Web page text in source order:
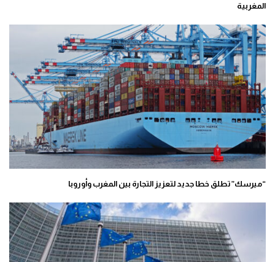
المغربية
“ميرسك” تطلق خطا جديد لتعزيز التجارة بين المغرب وأوروبا